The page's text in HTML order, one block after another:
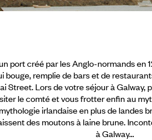
port créé par les Anglo-normands en
bouge, remplie de bars et de
Street. Lors de votre séjour à Galway,
le comté et vous frotter enfin au
irlandaise en plus de landes
des moutons à laine brune.
à Galway…